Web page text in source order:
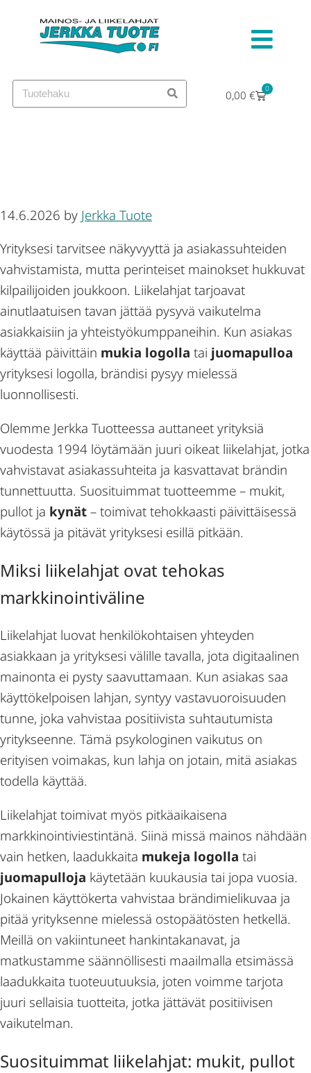
0,00 € 0
14.6.2026 by Jerkka Tuote
Yrityksesi tarvitsee näkyvyyttä ja asiakassuhteiden
vahvistamista, mutta perinteiset mainokset hukkuvat
kilpailijoiden joukkoon. Liikelahjat tarjoavat
ainutlaatuisen tavan jättää pysyvä vaikutelma
asiakkaisiin ja yhteistyökumppaneihin. Kun asiakas
käyttää päivittäin mukia logolla tai juomapulloa
yrityksesi logolla, brändisi pysyy mielessä
luonnollisesti.
Olemme Jerkka Tuotteessa auttaneet yrityksiä
vuodesta 1994 löytämään juuri oikeat liikelahjat, jotka
vahvistavat asiakassuhteita ja kasvattavat brändin
tunnettuutta. Suosituimmat tuotteemme – mukit,
pullot ja kynät – toimivat tehokkaasti päivittäisessä
käytössä ja pitävät yrityksesi esillä pitkään.
Miksi liikelahjat ovat tehokas
markkinointiväline
Liikelahjat luovat henkilökohtaisen yhteyden
asiakkaan ja yrityksesi välille tavalla, jota digitaalinen
mainonta ei pysty saavuttamaan. Kun asiakas saa
käyttökelpoisen lahjan, syntyy vastavuoroisuuden
tunne, joka vahvistaa positiivista suhtautumista
yritykseenne. Tämä psykologinen vaikutus on
erityisen voimakas, kun lahja on jotain, mitä asiakas
todella käyttää.
Liikelahjat toimivat myös pitkäaikaisena
markkinointiviestintänä. Siinä missä mainos nähdään
vain hetken, laadukkaita mukeja logolla tai
juomapulloja käytetään kuukausia tai jopa vuosia.
Jokainen käyttökerta vahvistaa brändimielikuvaa ja
pitää yrityksenne mielessä ostopäätösten hetkellä.
Meillä on vakiintuneet hankintakanavat, ja
matkustamme säännöllisesti maailmalla etsimässä
laadukkaita tuoteuutuuksia, joten voimme tarjota
juuri sellaisia tuotteita, jotka jättävät positiivisen
vaikutelman.
Suosituimmat liikelahjat: mukit, pullot